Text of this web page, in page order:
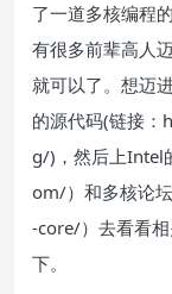
了一道多核编程
有很多前辈高人
就可以了。想迈
的源代码(链接
g/)，然后上Intel
om/）和多核论
-core/）去看看
下。